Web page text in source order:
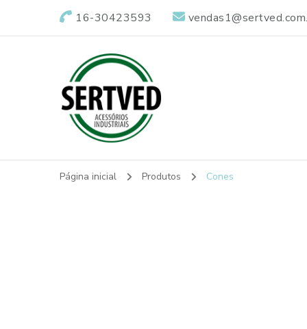
16-30423593
Sertved
Página inicial Produtos Cones